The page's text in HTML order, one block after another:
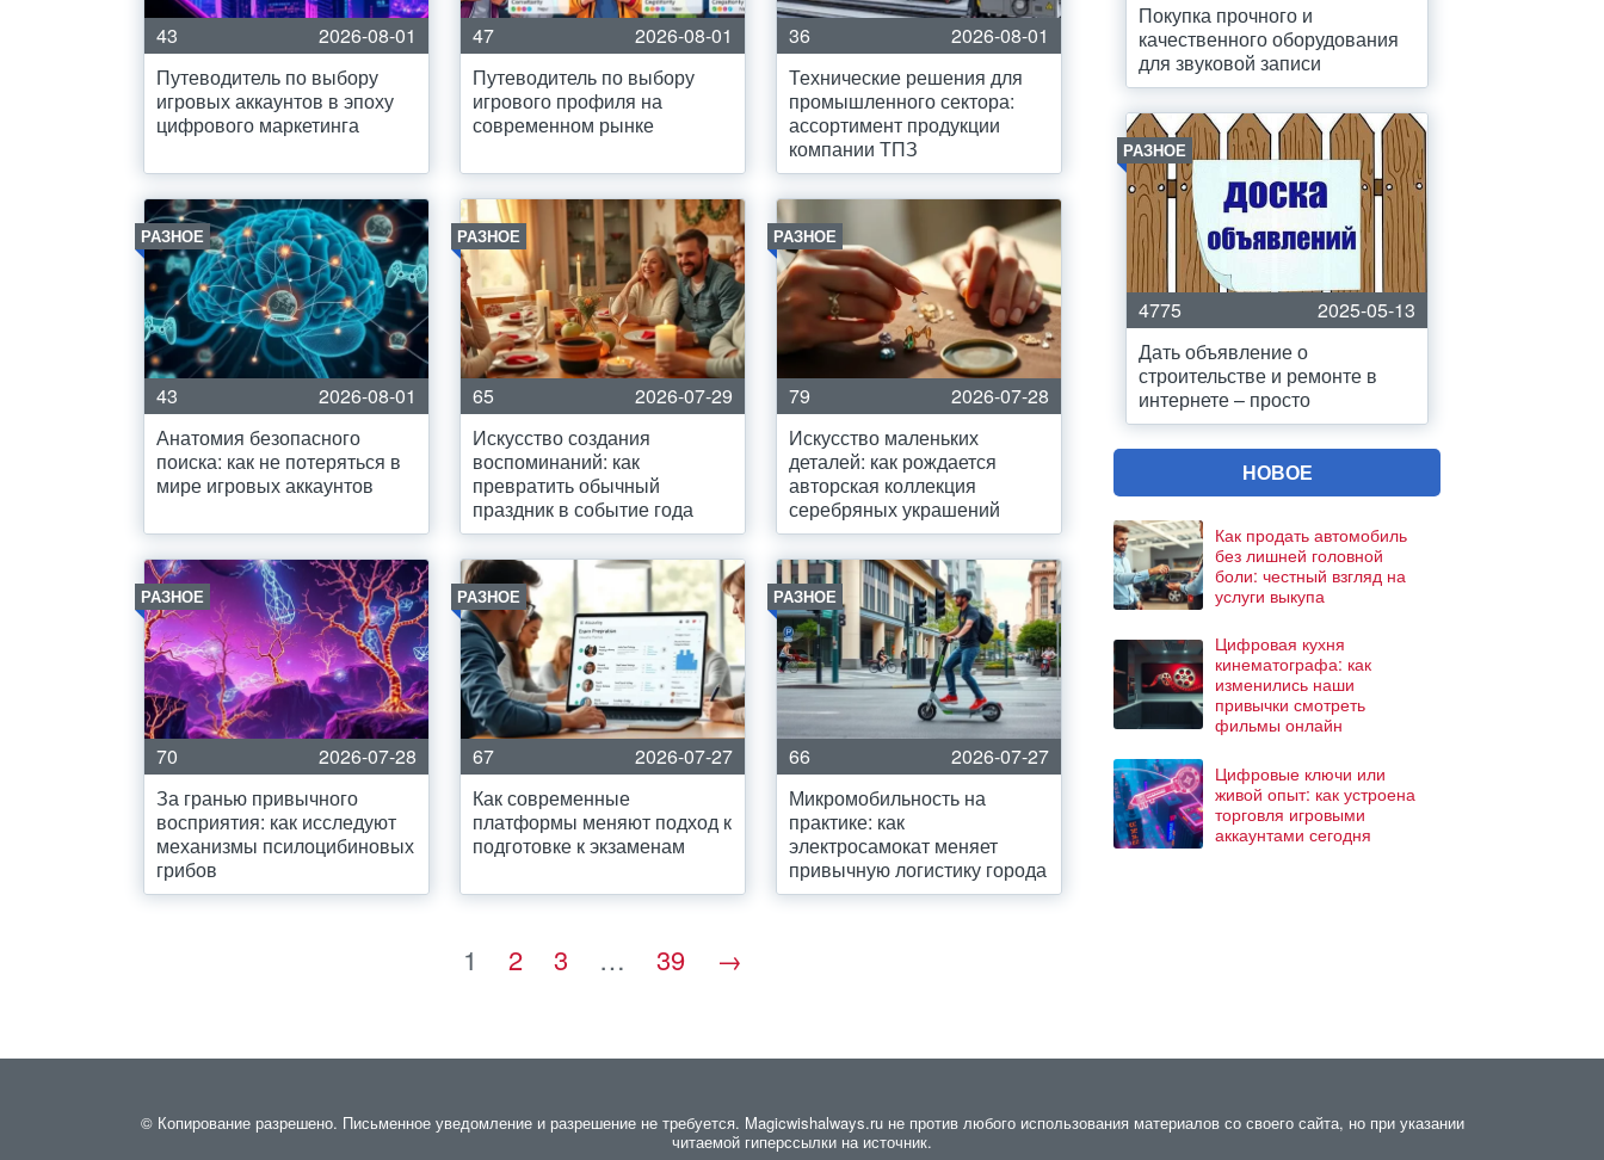
43
2026-08-01
Путеводитель по выбору
игровых аккаунтов в эпоху
цифрового маркетинга
47
2026-08-01
Путеводитель по выбору
игрового профиля на
современном рынке
36
2026-08-01
Технические решения для
промышленного сектора:
ассортимент продукции
компании ТПЗ
РАЗНОЕ
43
2026-08-01
Анатомия безопасного
поиска: как не потеряться в
мире игровых аккаунтов
РАЗНОЕ
65
2026-07-29
Искусство создания
воспоминаний: как
превратить обычный
праздник в событие года
РАЗНОЕ
79
2026-07-28
Искусство маленьких
деталей: как рождается
авторская коллекция
серебряных украшений
РАЗНОЕ
70
2026-07-28
За гранью привычного
восприятия: как исследуют
механизмы псилоцибиновых
грибов
РАЗНОЕ
67
2026-07-27
Как современные
платформы меняют подход к
подготовке к экзаменам
РАЗНОЕ
66
2026-07-27
Микромобильность на
практике: как
электросамокат меняет
привычную логистику города
1 2 3 … 39 →
Покупка прочного и
качественного оборудования
для звуковой записи
РАЗНОЕ
4775
2025-05-13
Дать объявление о
строительстве и ремонте в
интернете – просто
НОВОЕ
Как продать автомобиль
без лишней головной
боли: честный взгляд на
услуги выкупа
Цифровая кухня
кинематографа: как
изменились наши
привычки смотреть
фильмы онлайн
Цифровые ключи или
живой опыт: как устроена
торговля игровыми
аккаунтами сегодня
© Копирование разрешено. Письменное уведомление и разрешение не требуется. Magicwishalways.ru не против любого использования материалов со своего сайта, но при указании
читаемой гиперссылки на источник.